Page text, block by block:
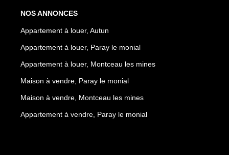
NOS ANNONCES
Appartement à louer, Autun
Appartement à louer, Paray le monial
Appartement à louer, Montceau les mines
Maison à vendre, Paray le monial
Maison à vendre, Montceau les mines
Appartement à vendre, Paray le monial